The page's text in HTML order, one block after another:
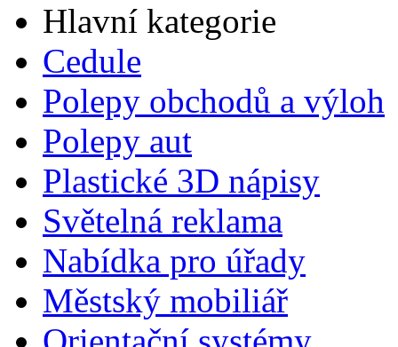
Hlavní kategorie
Cedule
Polepy obchodů a výloh
Polepy aut
Plastické 3D nápisy
Světelná reklama
Nabídka pro úřady
Městský mobiliář